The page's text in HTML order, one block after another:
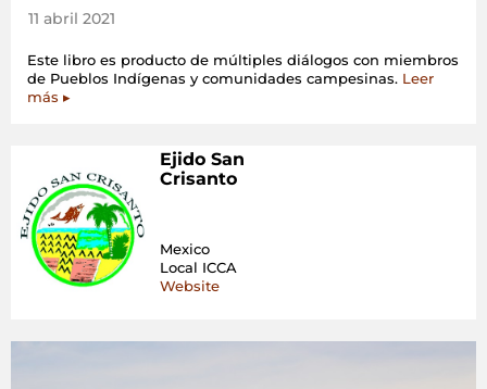
11 abril 2021
Este libro es producto de múltiples diálogos con miembros
de Pueblos Indígenas y comunidades campesinas. Leer
más ▸
Ejido San
Crisanto
Mexico
Local ICCA
Website